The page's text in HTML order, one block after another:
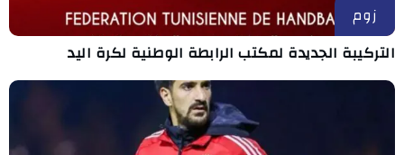
زوم
التركيبة الجديدة لمكتب الرابطة الوطنية لكرة اليد